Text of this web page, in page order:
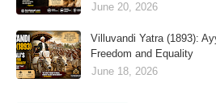
June 20, 2026
Villuvandi Yatra (1893):
Freedom and Equality
June 18, 2026